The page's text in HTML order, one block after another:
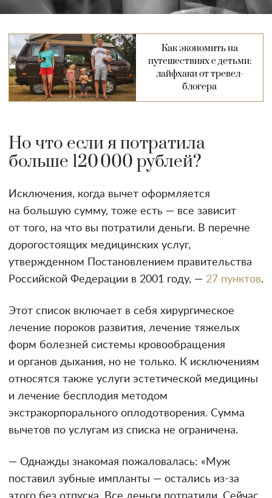
Как экономить на
путешествиях с детьми:
лайфхаки от тревел-
блогера
Но что если я потратила
больше 120 000 рублей?
Исключения, когда вычет оформляется
на большую сумму, тоже есть — все зависит
от того, на что вы потратили деньги. В перечне
дорогостоящих медицинских услуг,
утвержденном Постановлением правительства
Российской Федерации в 2001 году, — 27 пунктов.
Этот список включает в себя хирургическое
лечение пороков развития, лечение тяжелых
форм болезней системы кровообращения
и органов дыхания, но не только. К исключениям
относятся также услуги эстетической медицины
и лечение бесплодия методом
экстракорпорального оплодотворения. Сумма
вычетов по услугам из списка не ограничена.
— Однажды знакомая пожаловалась: «Муж
поставил зубные импланты — остались из-за